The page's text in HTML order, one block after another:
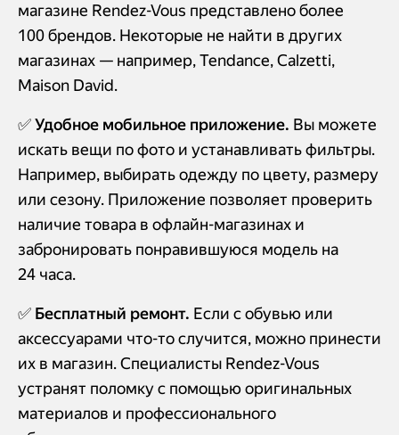
магазине Rendez-Vous представлено более
100 брендов. Некоторые не найти в других
магазинах — например, Tendance, Calzetti,
Maison David.
✅ Удобное мобильное приложение. Вы можете
искать вещи по фото и устанавливать фильтры.
Например, выбирать одежду по цвету, размеру
или сезону. Приложение позволяет проверить
наличие товара в офлайн-магазинах и
забронировать понравившуюся модель на
24 часа.
✅ Бесплатный ремонт. Если с обувью или
аксессуарами что-то случится, можно принести
их в магазин. Специалисты Rendez-Vous
устранят поломку с помощью оригинальных
материалов и профессионального